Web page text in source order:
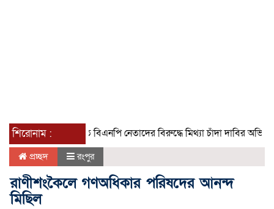
শিরোনাম :
গৌরনদীতে বিএনপি নেতাদের বিরুদ্ধে মিথ্যা চাঁদা দাবির অভিযোগের
প্রচ্ছদ রংপুর
রাণীশংকৈলে গণঅধিকার পরিষদের আনন্দ
মিছিল